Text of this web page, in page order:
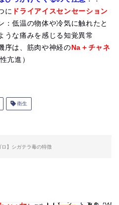
に ドライアイスセンセーション
低温の物体や冷気に触れたと
うな痛みを感じる知覚異常
序は、筋肉や神経の Na＋チャネ
亢進）
衛生
ロ】シガテラ毒の特徴